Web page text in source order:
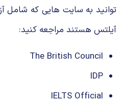
توانید به سایت هایی که شامل
آیلتس هستند مراجعه کنید:
The British Council
IDP
IELTS Official